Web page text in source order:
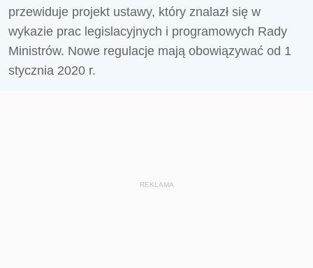
przewiduje projekt ustawy, który znalazł się w
wykazie prac legislacyjnych i programowych Rady
Ministrów. Nowe regulacje mają obowiązywać od 1
stycznia 2020 r.
REKLAMA